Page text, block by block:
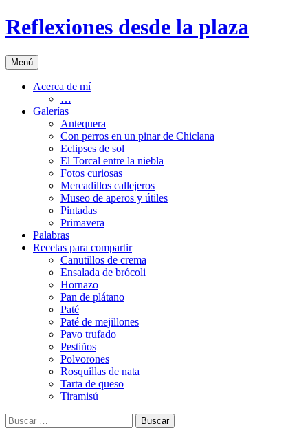
Saltar
al
Reflexiones desde la plaza
Menú
Acerca de mí
…
Galerías
Antequera
Con perros en un pinar de Chiclana
Eclipses de sol
El Torcal entre la niebla
Fotos curiosas
Mercadillos callejeros
Museo de aperos y útiles
Pintadas
Primavera
Palabras
Recetas para compartir
Canutillos de crema
Ensalada de brócoli
Hornazo
Pan de plátano
Paté
Paté de mejillones
Pavo trufado
Pestiños
Polvorones
Rosquillas de nata
Tarta de queso
Tiramisú
Buscar: